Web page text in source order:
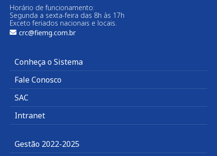
Horário de funcionamento:
Segunda a sexta-feira das 8h às 17h
Exceto feriados nacionais e locais.
crc@fiemg.com.br
Conheça o Sistema
Fale Conosco
SAC
Intranet
Gestão 2022-2025